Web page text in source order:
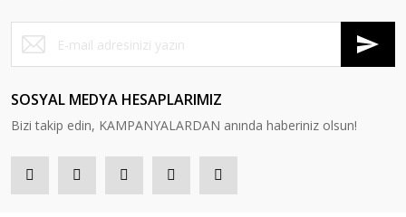
SOSYAL MEDYA HESAPLARIMIZ
Bizi takip edin, KAMPANYALARDAN anında haberiniz olsun!